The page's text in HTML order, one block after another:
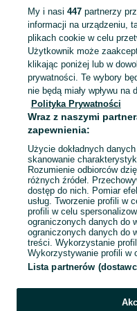
KATEGORIA
Mapa kategorii
Mapa miejscowości
Mapa ministron
Popularne wyszukiwania
My i nasi 447partnerzy
informacji na urządzeniu,
plikach cookie w celu
Użytkownik może
klikając poniżej lub w
prywatności. Te wybory
nie będą miały wpływu na
Polityka Prywatności
Wraz z naszymi
zapewnienia:
Użycie dokładnych
skanowanie
Rozumienie odbiorców
różnych źródeł.
dostęp do nich. Pomiar
usług. Tworzenie profili w
profili w celu
ograniczonych danych do
ograniczonych danych do
treści. Wykorzystanie
Wykorzystywanie profili w
Lista partnerów